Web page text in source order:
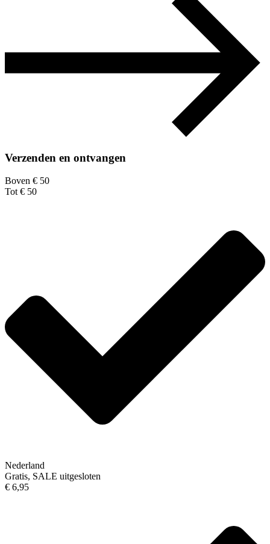
Verzenden en ontvangen
Boven € 50
Tot € 50
Nederland
Gratis, SALE uitgesloten
€ 6,95